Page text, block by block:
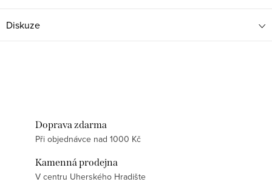
Diskuze
Doprava zdarma
Při objednávce nad 1000 Kč
Kamenná prodejna
V centru Uherského Hradište